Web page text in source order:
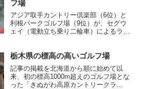
フ場
アジア取手カントリー倶楽部（6位）と
利根パークゴルフ場（9位）が、セグウ
ェイ（電動立ち乗り二輪車）によるラウ
たを待っている！？⇒ セグウェイ｜アジ
ア取手カントリー倶楽部...
栃木県の標高の高いゴルフ場
記事の掲載を北海道から順に始めて以
来、初の標高1000m超えのゴルフ場とな
った「きぬがわ高原カントリークラ